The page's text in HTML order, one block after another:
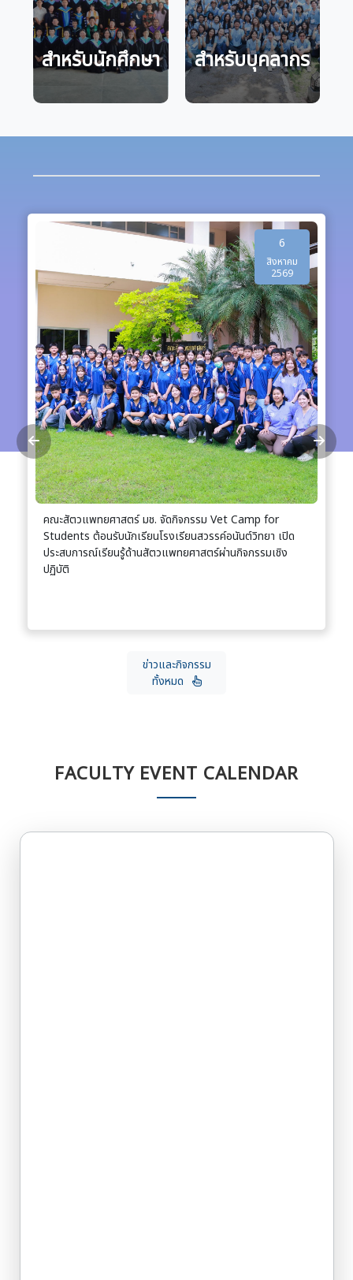
สำหรับนักศึกษา สำหรับบุคลากร
2569
รรม Vet Camp for
นสวรรค์อนันต์วิทยา เปิด
าสตร์ผ่านกิจกรรมเชิง
คณะสัตวแพทยศาสตร์ มช. ขยายเครือข่
นานาชาติ ร่วมถ่ายทอดองค์ความรู้และ
สาธารณรัฐประชาชนจีน
ข่าวและกิจกรรม
ทั้งหมด
FACULTY EVENT CALENDAR